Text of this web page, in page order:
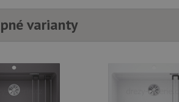
varianty
.youtube.com
webů;
nebo